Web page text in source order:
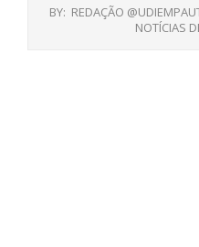
BY: REDAÇÃO
NOTÍCIAS